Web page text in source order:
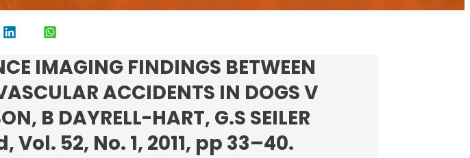
IMAGING FINDINGS BETWEEN
ACCIDENTS IN DOGS V
B DAYRELL-HART, G.S SEILER
52, No. 1, 2011, pp 33–40.